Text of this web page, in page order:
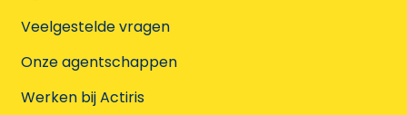
Veelgestelde vragen
Onze agentschappen
Werken bij Actiris